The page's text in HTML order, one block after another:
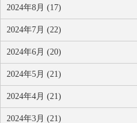
2024年8月 (17)
2024年7月 (22)
2024年6月 (20)
2024年5月 (21)
2024年4月 (21)
2024年3月 (21)